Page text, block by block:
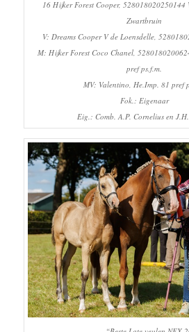
16 Hijker Forest Cooper, 528018020250144
Zwartbruin
V: Dreams Cooper V de Loensdelle,
M: Hijker Forest Coco Chanel,
pref ps.f.m.
MV: Valentino, He.Imp. 81 pref
Fok.: Eigenaar
Eig.: Comb. A.P. Cornelius en